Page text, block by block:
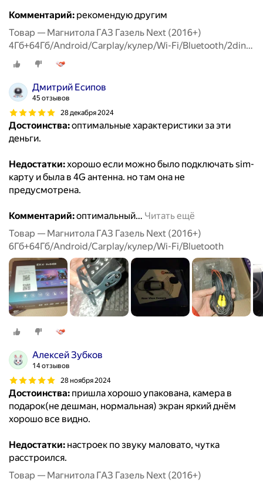
Комментарий: рекомендую другим
Товар — Магнитола ГАЗ Газель Next (2016+)
4Гб+64Гб/Android/Carplay/кулер/Wi-Fi/Bluetooth/2din/
штатная магнитола
Дмитрий Есипов
45 отзывов
28 декабря 2024
Достоинства:оптимальные характеристики за эти
деньги.
Недостатки:хорошо если можно было подключать sim-
карту и была в 4G антенна. но там она не
предусмотрена.
Комментарий:оптимальный… Читать ещё
Товар — Магнитола ГАЗ Газель Next (2016+)
6Гб+64Гб/Android/Carplay/кулер/Wi-Fi/Bluetooth
Алексей Зубков
14 отзывов
28 ноября 2024
Достоинства: пришла хорошо упакована, камера в
подарок(не дешман, нормальная) экран яркий днём
хорошо все видно.
Недостатки: настроек по звуку маловато, чутка
расстроился.
Товар — Магнитола ГАЗ Газель Next (2016+)